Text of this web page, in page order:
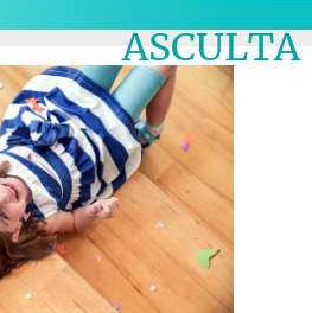
ASCULTA
LIVE